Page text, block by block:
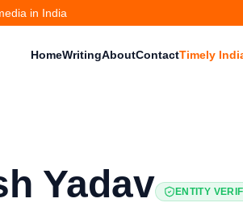
in India
HomeWritingAboutContactTimely
Yadav ENTITY